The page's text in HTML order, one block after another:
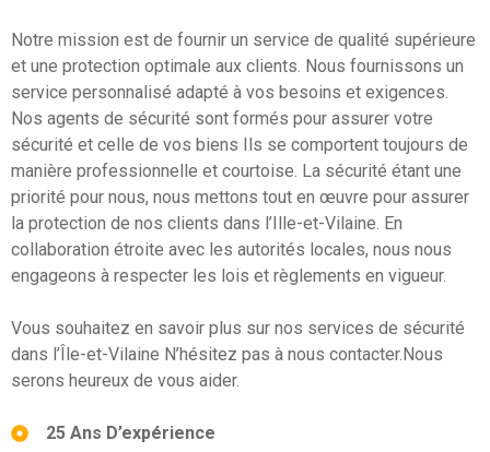
Notre mission est de fournir un service de qualité supérieure
et une protection optimale aux clients. Nous fournissons un
service personnalisé adapté à vos besoins et exigences.
Nos agents de sécurité sont formés pour assurer votre
sécurité et celle de vos biens Ils se comportent toujours de
manière professionnelle et courtoise. La sécurité étant une
priorité pour nous, nous mettons tout en œuvre pour assurer
la protection de nos clients dans l’Ille-et-Vilaine. En
collaboration étroite avec les autorités locales, nous nous
engageons à respecter les lois et règlements en vigueur.
Vous souhaitez en savoir plus sur nos services de sécurité
dans l’Île-et-Vilaine N’hésitez pas à nous contacter.Nous
serons heureux de vous aider.
25 Ans D’expérience